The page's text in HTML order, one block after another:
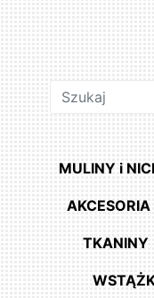
MULINY i NICI
AKCESORIA
TKANINY